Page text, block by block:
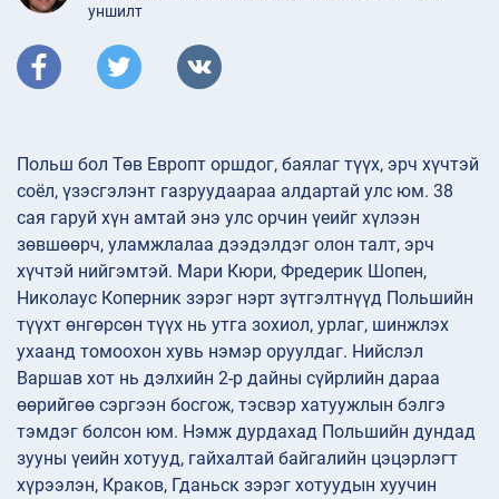
уншилт
Польш бол Төв Европт оршдог, баялаг түүх, эрч хүчтэй
соёл, үзэсгэлэнт газруудаараа алдартай улс юм. 38
сая гаруй хүн амтай энэ улс орчин үеийг хүлээн
зөвшөөрч, уламжлалаа дээдэлдэг олон талт, эрч
хүчтэй нийгэмтэй. Мари Кюри, Фредерик Шопен,
Николаус Коперник зэрэг нэрт зүтгэлтнүүд Польшийн
түүхт өнгөрсөн түүх нь утга зохиол, урлаг, шинжлэх
ухаанд томоохон хувь нэмэр оруулдаг. Нийслэл
Варшав хот нь дэлхийн 2-р дайны сүйрлийн дараа
өөрийгөө сэргээн босгож, тэсвэр хатуужлын бэлгэ
тэмдэг болсон юм. Нэмж дурдахад Польшийн дундад
зууны үеийн хотууд, гайхалтай байгалийн цэцэрлэгт
хүрээлэн, Краков, Гданьск зэрэг хотуудын хуучин